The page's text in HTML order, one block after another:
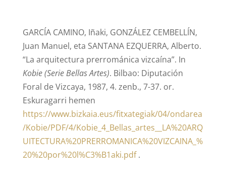
GARCÍA CAMINO, Iñaki, GONZÁLEZ CEMBELLÍN,
Juan Manuel, eta SANTANA EZQUERRA, Alberto.
“La arquitectura prerrománica vizcaína”. In
Kobie (Serie Bellas Artes). Bilbao: Diputación
Foral de Vizcaya, 1987, 4. zenb., 7-37. or.
Eskuragarri hemen
https://www.bizkaia.eus/fitxategiak/04/ondarea
/Kobie/PDF/4/Kobie_4_Bellas_artes__LA%20ARQ
UITECTURA%20PRERROMANICA%20VIZCAINA_%
20%20por%20l%C3%B1aki.pdf.